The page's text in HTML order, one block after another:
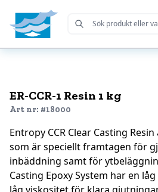
Home Submit Search
ER-CCR-1 Resin 1 kg
Art nr: #18000
Entropy CCR Clear Casting
som är speciellt framtagen för
inbäddning samt för
Casting Epoxy System har en